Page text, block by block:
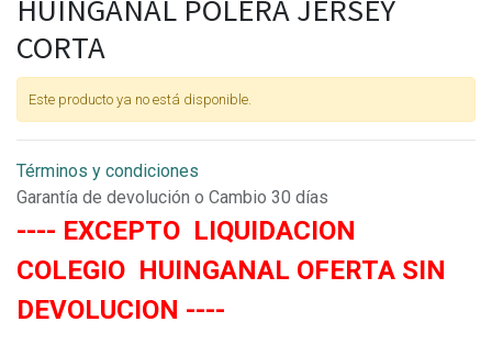
HUINGANAL POLERA JERSEY
CORTA
Este producto ya no está disponible.
Términos y condiciones
Garantía de devolución o Cambio 30 días
---- EXCEPTO LIQUIDACION
COLEGIO HUINGANAL OFERTA SIN
DEVOLUCION ----